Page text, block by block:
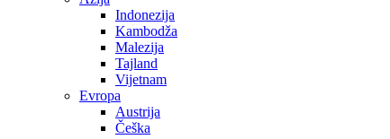
Indonezija
Kambodža
Malezija
Tajland
Vijetnam
Evropa
Austrija
Češka